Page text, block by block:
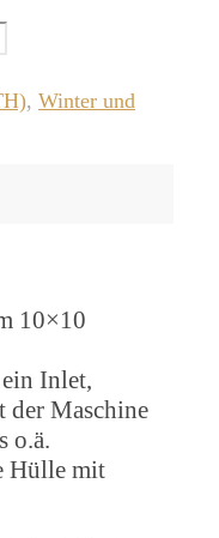
, Winter und
10×10
Inlet,
der Maschine
o.ä.
Hülle mit